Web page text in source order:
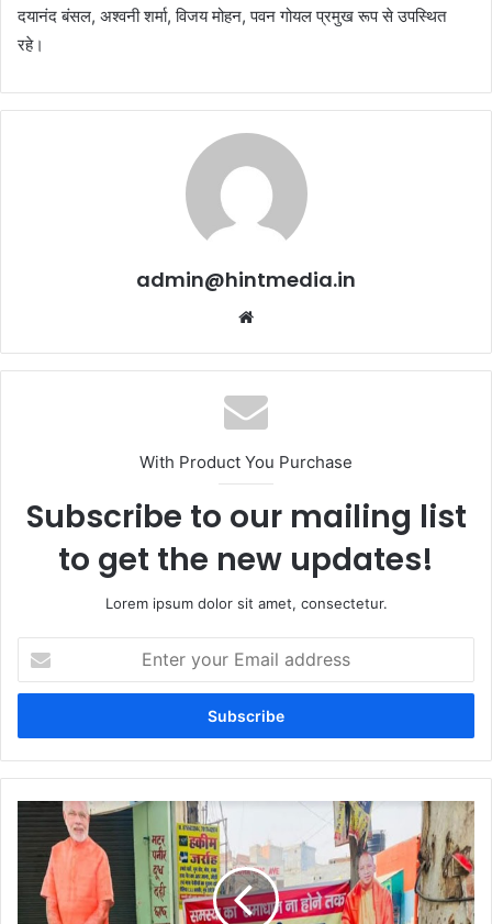
दयानंद बंसल, अश्वनी शर्मा, विजय मोहन, पवन गोयल प्रमुख रूप से उपस्थित
रहे।
admin@hintmedia.in
With Product You Purchase
Subscribe to our mailing list
to get the new updates!
Lorem ipsum dolor sit amet, consectetur.
your
Email